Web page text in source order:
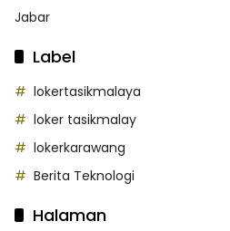
Jabar
Label
lokertasikmalaya
loker tasikmalay
lokerkarawang
Berita Teknologi
Halaman